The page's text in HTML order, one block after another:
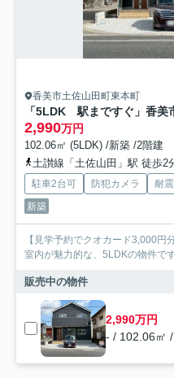
香美市土佐山田町東本町
2,990万円
102.06㎡ (5LDK) /新築 /2階建
土讃線「土佐山田」駅 徒歩2
駐車2台可 防犯カメラ 耐
新築
【見学予約でクオカード3,000円
室内が魅力的な、5LDKの物件で
販売中の物件
2,990万円
- / 102.06㎡